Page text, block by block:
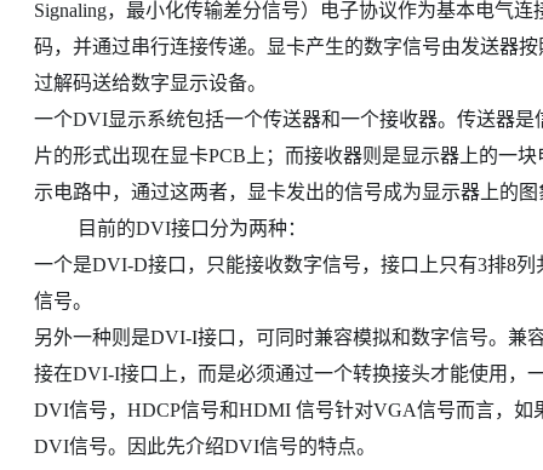
Signaling，最小化传输差分信号）电子协议作为基本电气
码，并通过串行连接传递。显卡产生的数字信号由发送器
过解码送给数字显示设备。
一个DVI显示系统包括一个传送器和一个接收器。传送器
片的形式出现在显卡PCB上；而接收器则是显示器上的一
示电路中，通过这两者，显卡发出的信号成为显示器上的图
目前的DVI接口分为两种：
一个是DVI-D接口，只能接收数字信号，接口上只有3排8
信号。
另外一种则是DVI-I接口，可同时兼容模拟和数字信号。兼
接在DVI-I接口上，而是必须通过一个转换接头才能使用，
DVI信号，HDCP信号和HDMI 信号针对VGA信号而言，
DVI信号。因此先介绍DVI信号的特点。